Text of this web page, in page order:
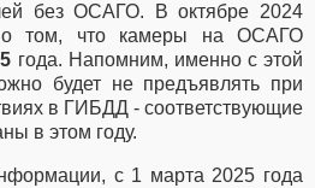
без ОСАГО. В октябре 2024
о том, чтокамеры на ОСАГО
года. Напомним, именно с этой
будет не предъявлять при
в ГИБДД - соответствующие
в этом году.
с 1 марта 2025 года